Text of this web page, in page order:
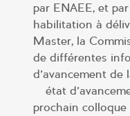
par ENAEE, et
habilitation à
Master, la
de différentes
d’avancement
– état
prochain